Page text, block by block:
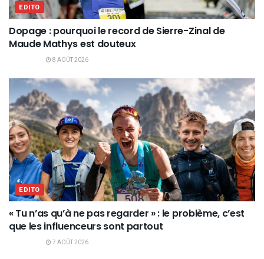
EDITO
Dopage : pourquoi le record de Sierre-Zinal de
Maude Mathys est douteux
8 AOÛT 2026
EDITO
« Tu n’as qu’à ne pas regarder » : le problème, c’est
que les influenceurs sont partout
7 AOÛT 2026